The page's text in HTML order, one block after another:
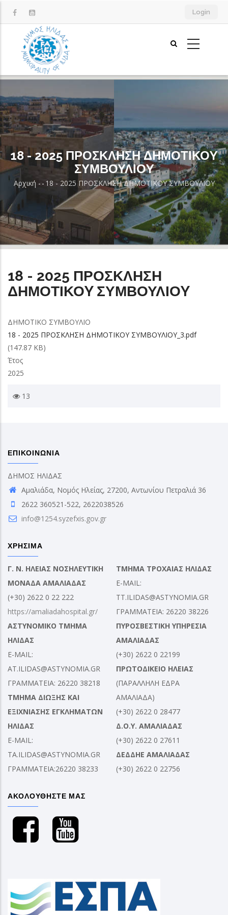
προς
περιεχόμενο
Login
18 - 2025 ΠΡΟΣΚΛΗΣΗ ΔΗΜΟΤΙΚΟY
ΣΥΜΒΟΥΛΙΟY
Breadcrumb
Αρχική - - 18 - 2025 ΠΡΟΣΚΛΗΣΗ ΔΗΜΟΤΙΚΟY ΣΥΜΒΟΥΛΙΟY
18 - 2025 ΠΡΟΣΚΛΗΣΗ
ΔΗΜΟΤΙΚΟY ΣΥΜΒΟΥΛΙΟY
ΔΗΜΟΤΙΚΟ ΣΥΜΒΟΥΛΙΟ
18 - 2025 ΠΡΟΣΚΛΗΣΗ ΔΗΜΟΤΙΚΟY ΣΥΜΒΟΥΛΙΟY_3.pdf
(147.87 KB)
Έτος
2025
13
ΕΠΙΚΟΙΝΩΝΙΑ
ΔΗΜΟΣ ΗΛΙΔΑΣ
Αμαλιάδα, Νομός Ηλείας, 27200, Αντωνίου Πετραλιά 36
2622 360521-522, 2622038526
info@1254.syzefxis.gov.gr
ΧΡΗΣΙΜΑ
Γ. Ν. ΗΛΕΙΑΣ ΝΟΣΗΛΕΥΤΙΚΗ
ΜΟΝΑΔΑ ΑΜΑΛΙΑΔΑΣ
(+30) 2622 0 22 222
https://amaliadahospital.gr/
ΑΣΤΥΝΟΜΙΚΟ ΤΜΗΜΑ
ΗΛΙΔΑΣ
E-MAIL:
AT.ILIDAS@ASTYNOMIA.GR
ΓΡΑΜΜΑΤΕΙΑ: 26220 38218
ΤΜΗΜΑ ΔΙΩΞΗΣ ΚΑΙ
ΕΞΙΧΝΙΑΣΗΣ ΕΓΚΛΗΜΑΤΩΝ
ΗΛΙΔΑΣ
E-MAIL:
TA.ILIDAS@ASTYNOMIA.GR
ΓΡΑΜΜΑΤΕΙΑ:26220 38233
ΤΜΗΜΑ ΤΡΟΧΑΙΑΣ ΗΛΙΔΑΣ
E-MAIL:
TT.ILIDAS@ASTYNOMIA.GR
ΓΡΑΜΜΑΤΕΙΑ: 26220 38226
ΠΥΡΟΣΒΕΣΤΙΚΗ ΥΠΗΡΕΣΙΑ
ΑΜΑΛΙΑΔΑΣ
(+30) 2622 0 22199
ΠΡΩΤΟΔΙΚΕΙΟ ΗΛΕΙΑΣ
(ΠΑΡΑΛΛΗΛΗ ΕΔΡΑ
ΑΜΑΛΙΑΔΑ)
(+30) 2622 0 28477
Δ.Ο.Υ. ΑΜΑΛΙΑΔΑΣ
(+30) 2622 0 27611
ΔΕΔΔΗΕ ΑΜΑΛΙΑΔΑΣ
(+30) 2622 0 22756
ΑΚΟΛΟΥΘΗΣΤΕ ΜΑΣ